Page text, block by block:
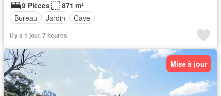
9 Pièces
871 m²
Bureau
Jardin Cave
Il y a 1 jour, 7 heures
Mise à jour